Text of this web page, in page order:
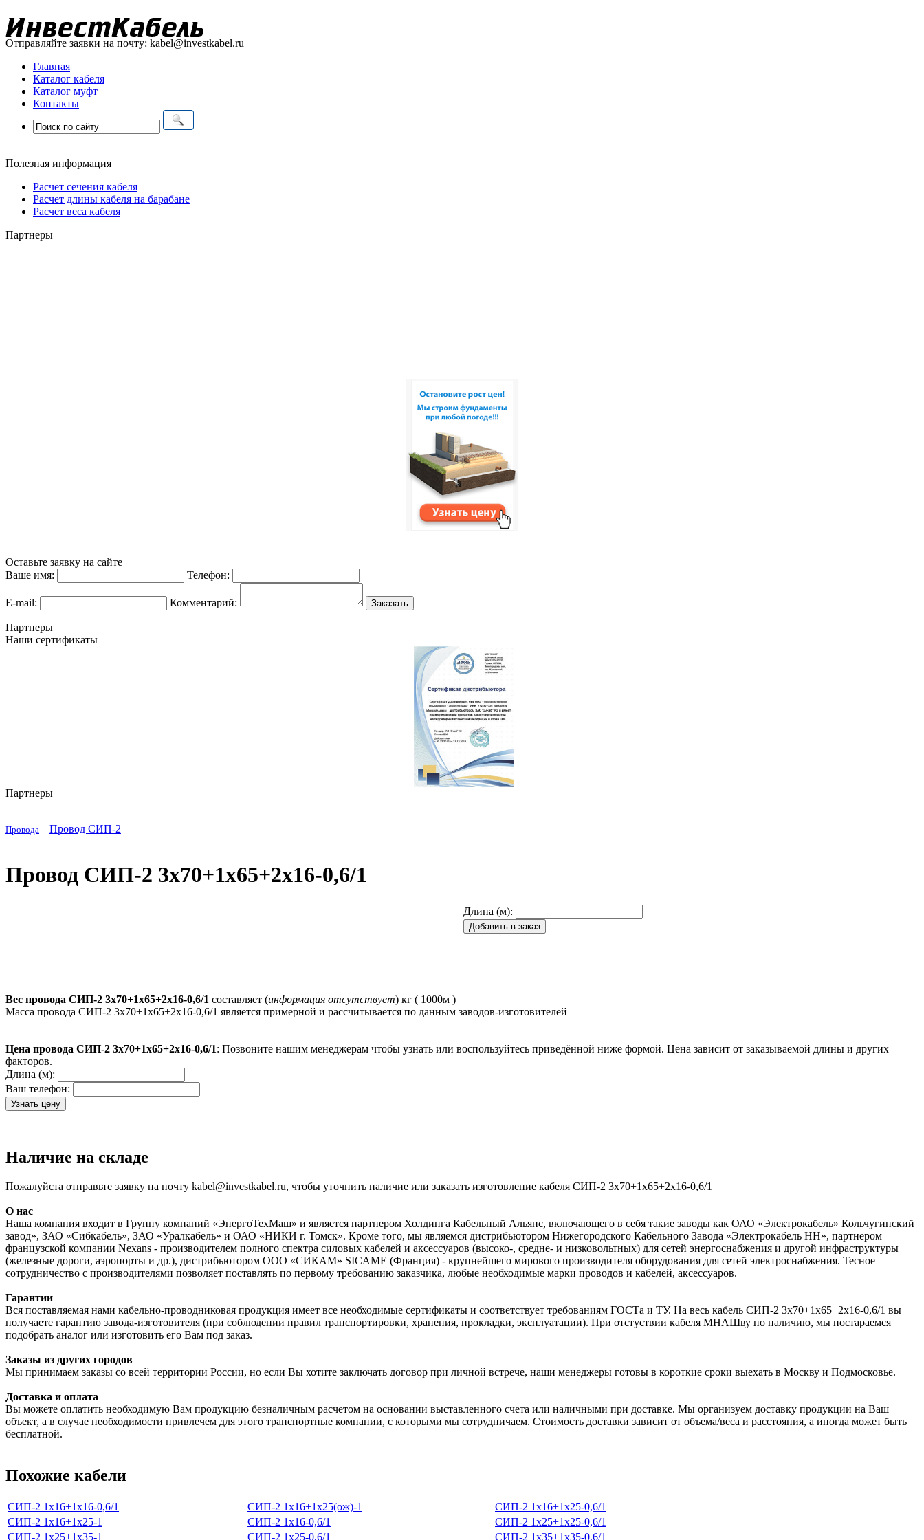
Отправляйте заявки на почту: kabel@investkabel.ru
Главная
Каталог кабеля
Каталог муфт
Контакты
Полезная информация
Расчет сечения кабеля
Расчет длины кабеля на барабане
Расчет веса кабеля
Партнеры
Оставьте заявку на сайте
Ваше имя:
Телефон:
E-mail: Комментарий:
Партнеры
Наши сертификаты
Партнеры
Провода | Провод СИП-2
Провод СИП-2 3х70+1х65+2х16-0,6/1
Длина (м):
Вес провода СИП-2 3х70+1х65+2х16-0,6/1 составляет (информация отсутствует) кг ( 1000м )
Масса провода СИП-2 3х70+1х65+2х16-0,6/1 является примерной и рассчитывается по данным заводов-изготовителей
Цена провода СИП-2 3х70+1х65+2х16-0,6/1: Позвоните нашим менеджерам чтобы узнать или воспользуйтесь приведённой ниже формой. Цена зависит от заказываемой длины и других
факторов.
Длина (м):
Ваш телефон:
Наличие на складе
Пожалуйста отправьте заявку на почту kabel@investkabel.ru, чтобы уточнить наличие или заказать изготовление кабеля СИП-2 3х70+1х65+2х16-0,6/1
О нас
Наша компания входит в Группу компаний «ЭнергоТехМаш» и является партнером Холдинга Кабельный Альянс, включающего в себя такие заводы как ОАО «Электрокабель» Кольчугинский
завод», ЗАО «Сибкабель», ЗАО «Уралкабель» и ОАО «НИКИ г. Томск». Кроме того, мы являемся дистрибьютором Нижегородского Кабельного Завода «Электрокабель НН», партнером
французской компании Nexans - производителем полного спектра силовых кабелей и аксессуаров (высоко-, средне- и низковольтных) для сетей энергоснабжения и другой инфраструктуры
(железные дороги, аэропорты и др.), дистрибьютором ООО «СИКАМ» SICAME (Франция) - крупнейшего мирового производителя оборудования для сетей электроснабжения. Тесное
сотрудничество с производителями позволяет поставлять по первому требованию заказчика, любые необходимые марки проводов и кабелей, аксессуаров.
Гарантии
Вся поставляемая нами кабельно-проводниковая продукция имеет все необходимые сертификаты и соответствует требованиям ГОСТа и ТУ. На весь кабель СИП-2 3х70+1х65+2х16-0,6/1 вы
получаете гарантию завода-изготовителя (при соблюдении правил транспортировки, хранения, прокладки, эксплуатации). При отстуствии кабеля МНАШву по наличию, мы постараемся
подобрать аналог или изготовить его Вам под заказ.
Заказы из других городов
Мы принимаем заказы со всей территории России, но если Вы хотите заключать договор при личной встрече, наши менеджеры готовы в короткие сроки выехать в Москву и Подмосковье.
Доставка и оплата
Вы можете оплатить необходимую Вам продукцию безналичным расчетом на основании выставленного счета или наличными при доставке. Мы организуем доставку продукции на Ваш
объект, а в случае необходимости привлечем для этого транспортные компании, с которыми мы сотрудничаем. Стоимость доставки зависит от объема/веса и расстояния, а иногда может быть
бесплатной.
Похожие кабели
СИП-2 1х16+1х16-0,6/1 СИП-2 1х16+1х25(ож)-1
СИП-2 1х16+1х25-0,6/1
СИП-2 1х16+1х25-1
СИП-2 1х16-0,6/1
СИП-2 1х25+1х25-0,6/1
СИП-2 1х25+1х35-1
СИП-2 1х25-0,6/1 СИП-2 1х35+1х35-0,6/1